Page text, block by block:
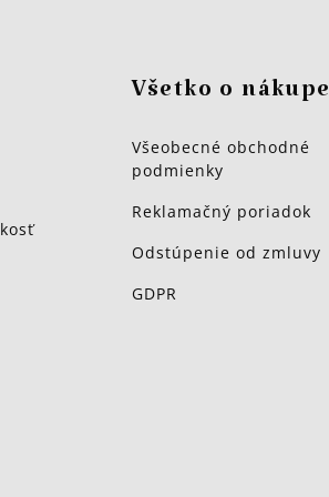
Všetko o nákupe
Všeobecné obchodné
podmienky
Reklamačný poriadok
Odstúpenie od zmluvy
GDPR